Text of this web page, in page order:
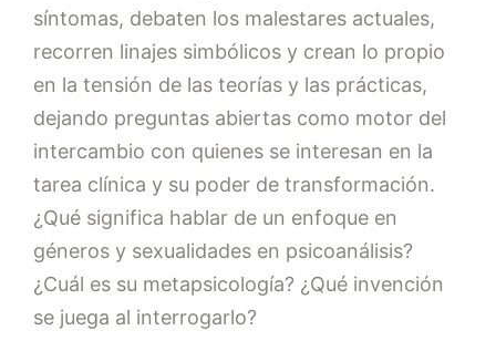
síntomas, debaten los malestares actuales,
recorren linajes simbólicos y crean lo propio
en la tensión de las teorías y las prácticas,
dejando preguntas abiertas como motor del
intercambio con quienes se interesan en la
tarea clínica y su poder de transformación.
¿Qué significa hablar de un enfoque en
géneros y sexualidades en psicoanálisis?
¿Cuál es su metapsicología? ¿Qué invención
se juega al interrogarlo?